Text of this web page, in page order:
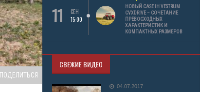
11
СЕН
15:00
НОВЫЙ CASE IH VESTRUM
CVXDRIVE – СОЧЕТАНИЕ
ПРЕВОСХОДНЫХ
ХАРАКТЕРИСТИК И
КОМПАКТНЫХ РАЗМЕРОВ
СВЕЖИЕ ВИДЕО
04.07.2017